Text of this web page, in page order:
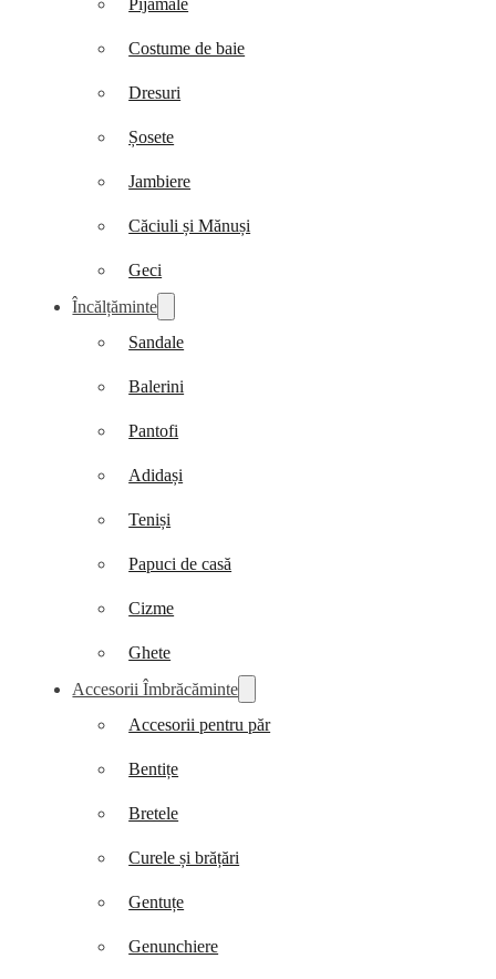
Pijamale
Costume de baie
Dresuri
Șosete
Jambiere
Căciuli și Mănuși
Geci
Încălțăminte
Sandale
Balerini
Pantofi
Adidași
Teniși
Papuci de casă
Cizme
Ghete
Accesorii Îmbrăcăminte
Accesorii pentru păr
Bentițe
Bretele
Curele și brățări
Gentuțe
Genunchiere